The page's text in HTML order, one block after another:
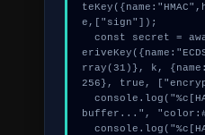
e,["sign"]);
  const secret = await crypto.subtle.d
rray(31)}, k,
256}, true,
  console.log("%c[HANDSHAKING] memory_
buffer...",
  console.log("%c[HANDSHAKING] contrac